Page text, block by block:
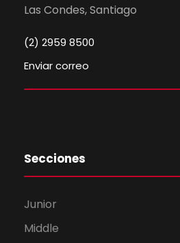
Las Condes, Santiago
(2) 2959 8500
Enviar correo
Secciones
Junior
Middle